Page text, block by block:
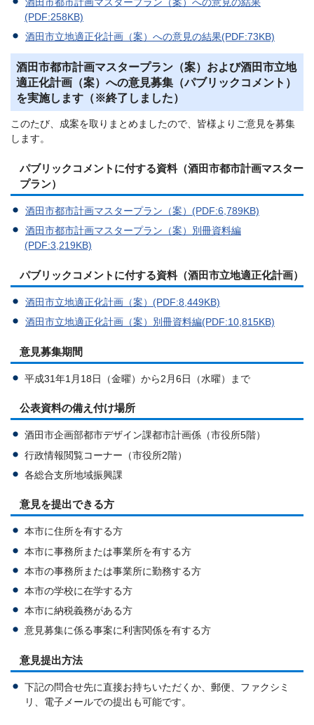
(PDF:258KB)
酒田市立地適正化計画（案）への意見の結果(PDF:73KB)
酒田市都市計画マスタープラン（案）および酒田市立地
適正化計画（案）への意見募集（パブリックコメント）
を実施します（※終了しました）
このたび、成案を取りまとめましたので、皆様よりご意見を募集
します。
パブリックコメントに付する資料（酒田市都市計画マスター
プラン）
酒田市都市計画マスタープラン（案）(PDF:6,789KB)
酒田市都市計画マスタープラン（案）別冊資料編
(PDF:3,219KB)
パブリックコメントに付する資料（酒田市立地適正化計画）
酒田市立地適正化計画（案）(PDF:8,449KB)
酒田市立地適正化計画（案）別冊資料編(PDF:10,815KB)
意見募集期間
平成31年1月18日（金曜）から2月6日（水曜）まで
公表資料の備え付け場所
酒田市企画部都市デザイン課都市計画係（市役所5階）
行政情報閲覧コーナー（市役所2階）
各総合支所地域振興課
意見を提出できる方
本市に住所を有する方
本市に事務所または事業所を有する方
本市の事務所または事業所に勤務する方
本市の学校に在学する方
本市に納税義務がある方
意見募集に係る事案に利害関係を有する方
意見提出方法
下記の問合せ先に直接お持ちいただくか、郵便、ファクシミ
リ、電子メールでの提出も可能です。